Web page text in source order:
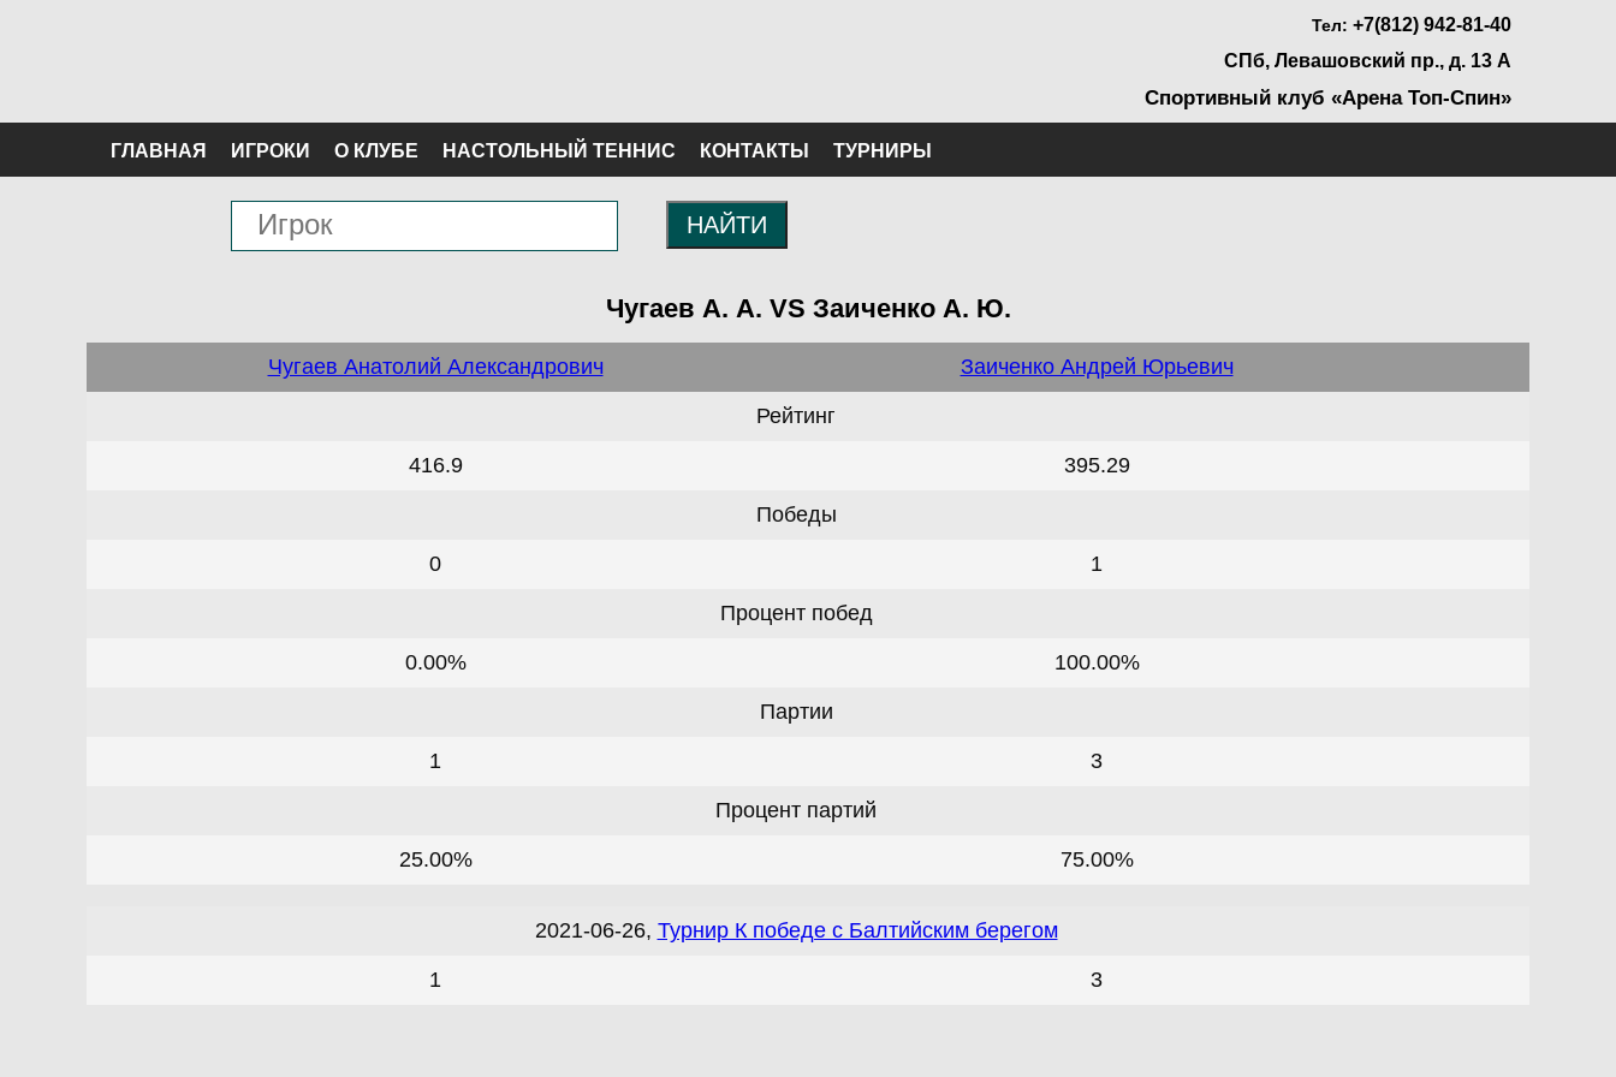
Тел: +7(812) 942-81-40
СПб, Левашовский пр., д. 13 А
Спортивный клуб «Арена Топ-Спин»
ГЛАВНАЯ ИГРОКИ О КЛУБЕ НАСТОЛЬНЫЙ ТЕННИС КОНТАКТЫ ТУРНИРЫ
НАЙТИ
Чугаев А. А. VS Заиченко А. Ю.
Чугаев Анатолий Александрович Заиченко Андрей Юрьевич
Рейтинг
416.9 395.29
Победы
0 1
Процент побед
0.00% 100.00%
Партии
1 3
Процент партий
25.00% 75.00%
2021-06-26, Турнир К победе с Балтийским берегом
1 3